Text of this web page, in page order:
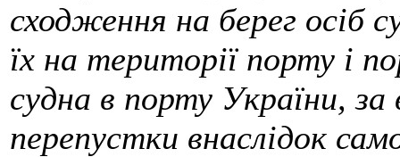
сходження на берег осіб
їх на території порту і
судна в порту України,
перепустки внаслідок